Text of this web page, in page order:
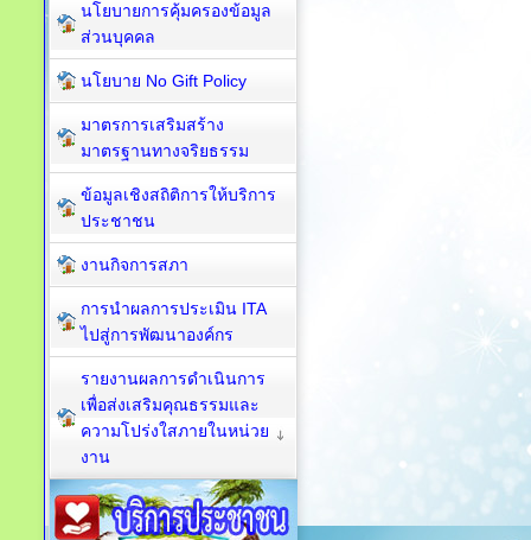
นโยบายการคุ้มครองข้อมูล
ส่วนบุคคล
นโยบาย No Gift Policy
มาตรการเสริมสร้าง
มาตรฐานทางจริยธรรม
ข้อมูลเชิงสถิติการให้บริการ
ประชาชน
งานกิจการสภา
การนำผลการประเมิน ITA
ไปสู่การพัฒนาองค์กร
รายงานผลการดำเนินการ
เพื่อส่งเสริมคุณธรรมและ
ความโปร่งใสภายในหน่วย
งาน